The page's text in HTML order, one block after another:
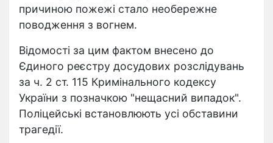
причиною пожежі стало необережне
поводження з вогнем.
Відомості за цим фактом внесено до
Єдиного реєстру досудових розслідувань
за ч. 2 ст. 115 Кримінального кодексу
України з позначкою "нещасний випадок".
Поліцейські встановлюють усі обставини
трагедії.